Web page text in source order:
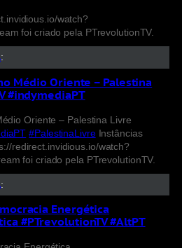
watch?
foi criado pela PTrevolutionTV.
:
Médio Oriente – Palestina
#indymediaPT
Oriente – Palestina Livre
#PalestinaLivreInstâncias
redirect.invidious.io/watch?
foi criado pela PTrevolutionTV.
:
Energética
#PTrevolutionTV #AltPT